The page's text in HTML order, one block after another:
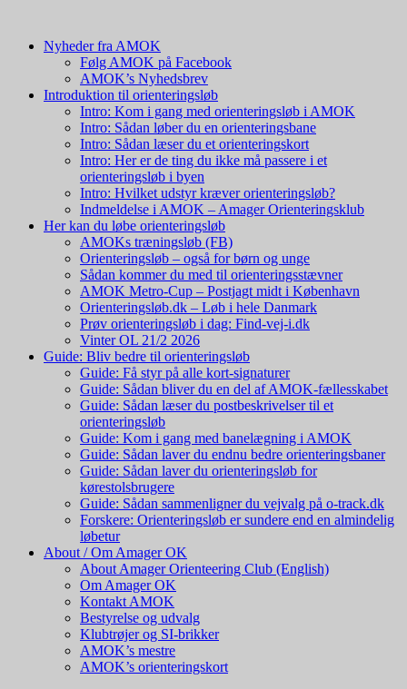
Nyheder fra AMOK
Følg AMOK på Facebook
AMOK’s Nyhedsbrev
Introduktion til orienteringsløb
Intro: Kom i gang med orienteringsløb i AMOK
Intro: Sådan løber du en orienteringsbane
Intro: Sådan læser du et orienteringskort
Intro: Her er de ting du ikke må passere i et
orienteringsløb i byen
Intro: Hvilket udstyr kræver orienteringsløb?
Indmeldelse i AMOK – Amager Orienteringsklub
Her kan du løbe orienteringsløb
AMOKs træningsløb (FB)
Orienteringsløb – også for børn og unge
Sådan kommer du med til orienteringsstævner
AMOK Metro-Cup – Postjagt midt i København
Orienteringsløb.dk – Løb i hele Danmark
Prøv orienteringsløb i dag: Find-vej-i.dk
Vinter OL 21/2 2026
Guide: Bliv bedre til orienteringsløb
Guide: Få styr på alle kort-signaturer
Guide: Sådan bliver du en del af AMOK-fællesskabet
Guide: Sådan læser du postbeskrivelser til et
orienteringsløb
Guide: Kom i gang med banelægning i AMOK
Guide: Sådan laver du endnu bedre orienteringsbaner
Guide: Sådan laver du orienteringsløb for
kørestolsbrugere
Guide: Sådan sammenligner du vejvalg på o-track.dk
Forskere: Orienteringsløb er sundere end en almindelig
løbetur
About / Om Amager OK
About Amager Orienteering Club (English)
Om Amager OK
Kontakt AMOK
Bestyrelse og udvalg
Klubtrøjer og SI-brikker
AMOK’s mestre
AMOK’s orienteringskort